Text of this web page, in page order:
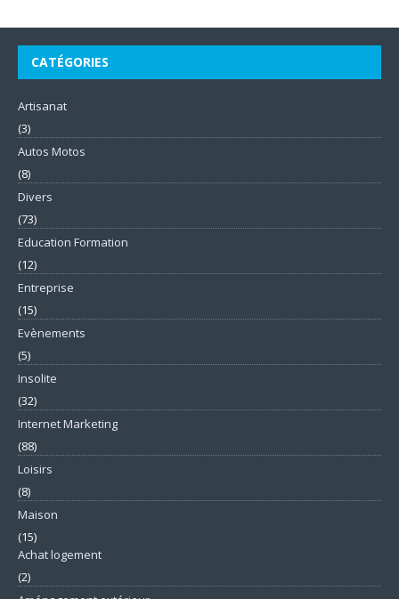
CATÉGORIES
Artisanat
(3)
Autos Motos
(8)
Divers
(73)
Education Formation
(12)
Entreprise
(15)
Evènements
(5)
Insolite
(32)
Internet Marketing
(88)
Loisirs
(8)
Maison
(15)
Achat logement
(2)